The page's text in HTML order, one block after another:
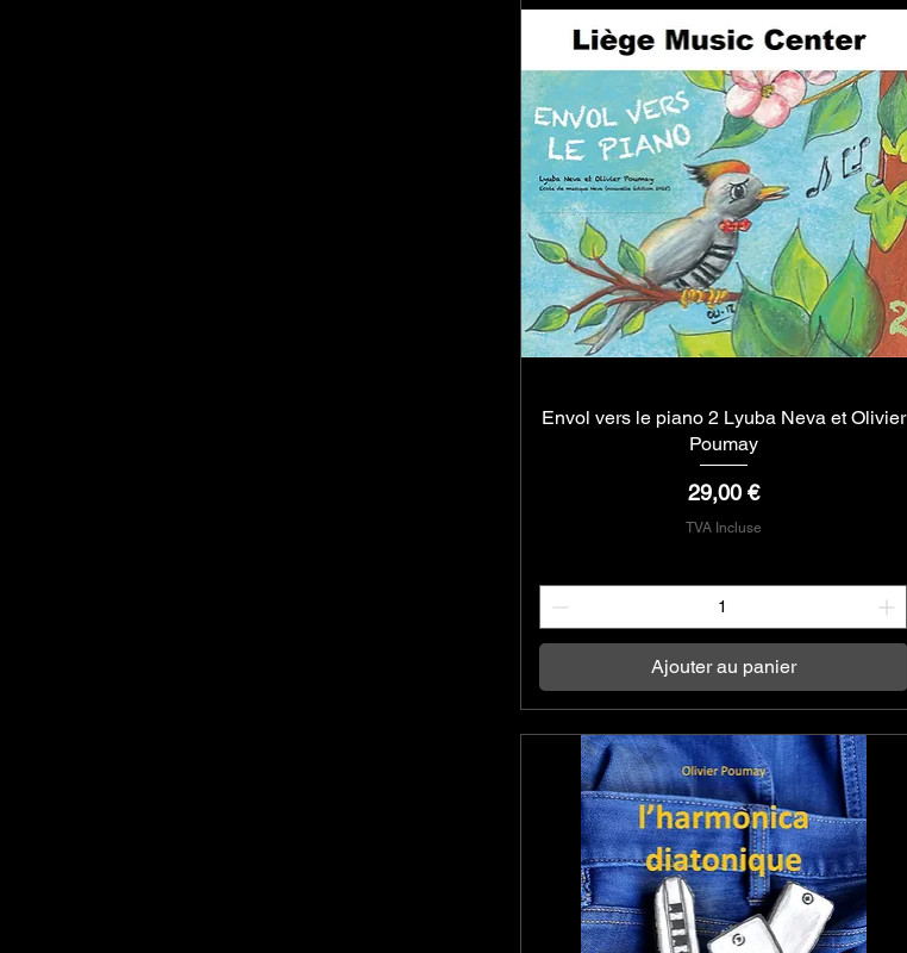
Aperçu rapide
Envol vers le piano 2 Lyuba Neva et Olivier
Poumay
Prix
29,00 €
TVA Incluse
Ajouter au panier